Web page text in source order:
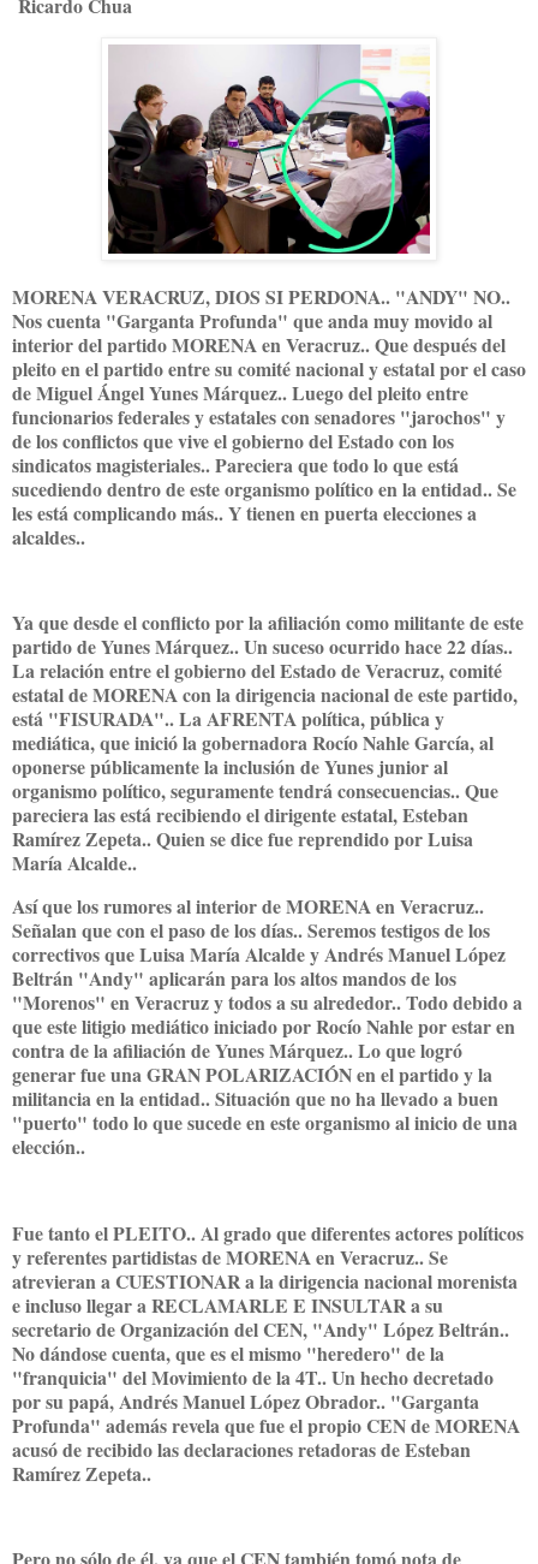
MORENA VERACRUZ, DIOS SI PERDONA.. "ANDY" NO..
Nos cuenta "Garganta Profunda" que anda muy movido al
interior del partido MORENA en Veracruz.. Que después del
pleito en el partido entre su comité nacional y estatal por el caso
de Miguel Ángel Yunes Márquez.. Luego del pleito entre
funcionarios federales y estatales con senadores "jarochos" y
de los conflictos que vive el gobierno del Estado con los
sindicatos magisteriales.. Pareciera que todo lo que está
sucediendo dentro de este organismo político en la entidad.. Se
les está complicando más.. Y tienen en puerta elecciones a
alcaldes..
Ya que desde el conflicto por la afiliación como militante de este
partido de Yunes Márquez.. Un suceso ocurrido hace 22 días..
La relación entre el gobierno del Estado de Veracruz, comité
estatal de MORENA con la dirigencia nacional de este partido,
está "FISURADA".. La AFRENTA política, pública y
mediática, que inició la gobernadora Rocío Nahle García, al
oponerse públicamente la inclusión de Yunes junior al
organismo político, seguramente tendrá consecuencias.. Que
pareciera las está recibiendo el dirigente estatal, Esteban
Ramírez Zepeta.. Quien se dice fue reprendido por Luisa
María Alcalde..
Así que los rumores al interior de MORENA en Veracruz..
Señalan que con el paso de los días.. Seremos testigos de los
correctivos que Luisa María Alcalde y Andrés Manuel López
Beltrán "Andy" aplicarán para los altos mandos de los
"Morenos" en Veracruz y todos a su alrededor.. Todo debido a
que este litigio mediático iniciado por Rocío Nahle por estar en
contra de la afiliación de Yunes Márquez.. Lo que logró
generar fue una GRAN POLARIZACIÓN en el partido y la
militancia en la entidad.. Situación que no ha llevado a buen
"puerto" todo lo que sucede en este organismo al inicio de una
elección..
Fue tanto el PLEITO.. Al grado que diferentes actores políticos
y referentes partidistas de MORENA en Veracruz.. Se
atrevieran a CUESTIONAR a la dirigencia nacional morenista
e incluso llegar a RECLAMARLE E INSULTAR a su
secretario de Organización del CEN, "Andy" López Beltrán..
No dándose cuenta, que es el mismo "heredero" de la
"franquicia" del Movimiento de la 4T.. Un hecho decretado
por su papá, Andrés Manuel López Obrador.. "Garganta
Profunda" además revela que fue el propio CEN de MORENA
acusó de recibido las declaraciones retadoras de Esteban
Ramírez Zepeta..